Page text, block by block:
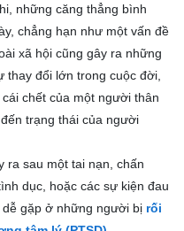
những căng thẳng bình
chẳng hạn như một vấn đề
xã hội cũng gây ra những
thay đổi lớn trong cuộc đời,
chết của một người thân
trạng thái của người
ra sau một tai nạn, chấn
dục, hoặc các sự kiện đau
gặp ở những người bị rối